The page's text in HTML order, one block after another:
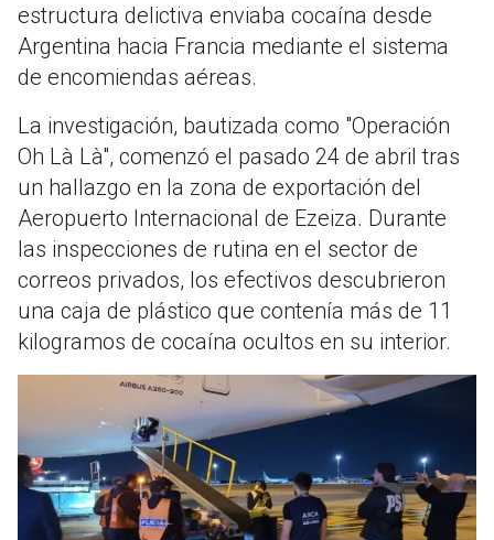
estructura delictiva enviaba cocaína desde
Argentina hacia Francia mediante el sistema
de encomiendas aéreas.
La investigación, bautizada como "Operación
Oh Là Là", comenzó el pasado 24 de abril tras
un hallazgo en la zona de exportación del
Aeropuerto Internacional de Ezeiza. Durante
las inspecciones de rutina en el sector de
correos privados, los efectivos descubrieron
una caja de plástico que contenía más de 11
kilogramos de cocaína ocultos en su interior.